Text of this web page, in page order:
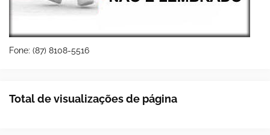
Fone: (87) 8108-5516
Total de visualizações de página